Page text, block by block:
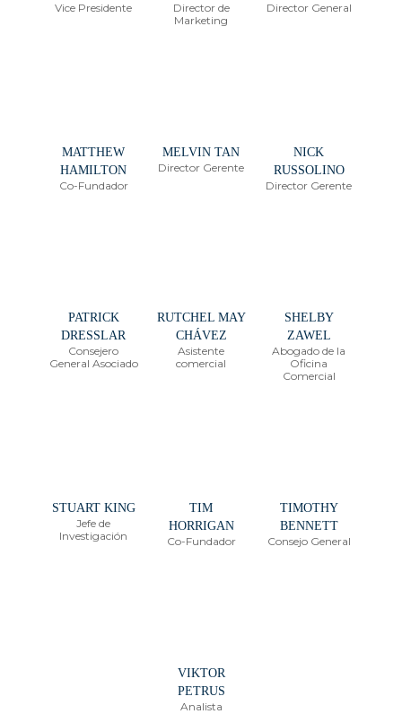
Vice Presidente
Director de
Marketing
Director General
MATTHEW
HAMILTON
Co-Fundador
MELVIN TAN
Director Gerente
NICK
RUSSOLINO
Director Gerente
PATRICK
DRESSLAR
Consejero
General Asociado
RUTCHEL MAY
CHÁVEZ
Asistente
comercial
SHELBY
ZAWEL
Abogado de la
Oficina
Comercial
STUART KING
Jefe de
Investigación
TIM
HORRIGAN
Co-Fundador
TIMOTHY
BENNETT
Consejo General
VIKTOR
PETRUS
Analista